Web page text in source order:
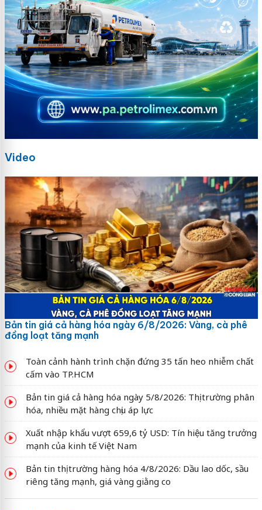
Video
Bản tin giá cả hàng hóa ngày 6/8/2026: Vàng, cà phê
đồng loạt tăng mạnh
Toàn cảnh hành trình chặn đứng 35 tấn heo nhiễm chất
cấm vào TP.HCM
Bản tin giá cả hàng hóa ngày 5/8/2026: Thị trường phân
hóa, nhiều mặt hàng chịu áp lực
Xuất nhập khẩu vượt 659,6 tỷ USD: Tín hiệu tăng trưởng
mạnh của kinh tế Việt Nam
Bản tin thị trường hàng hóa 4/8/2026: Dầu lao dốc, sầu
riêng tăng mạnh, giá vàng giằng co